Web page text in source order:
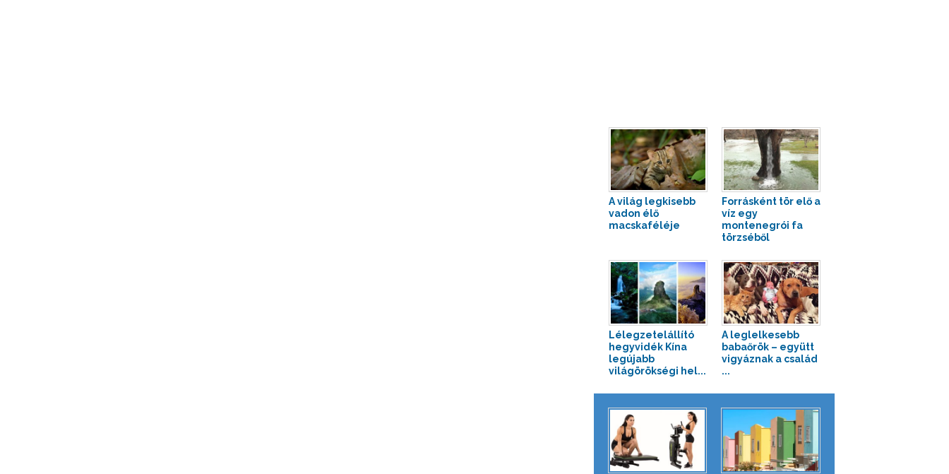
A világ legkisebb
vadon élő
macskaféléje
Forrásként tör elő a
víz egy
montenegrói fa
törzséből
Lélegzetelállító
hegyvidék Kína
legújabb
világörökségi hel...
A leglelkesebb
babaőrök – együtt
vigyáznak a család
...